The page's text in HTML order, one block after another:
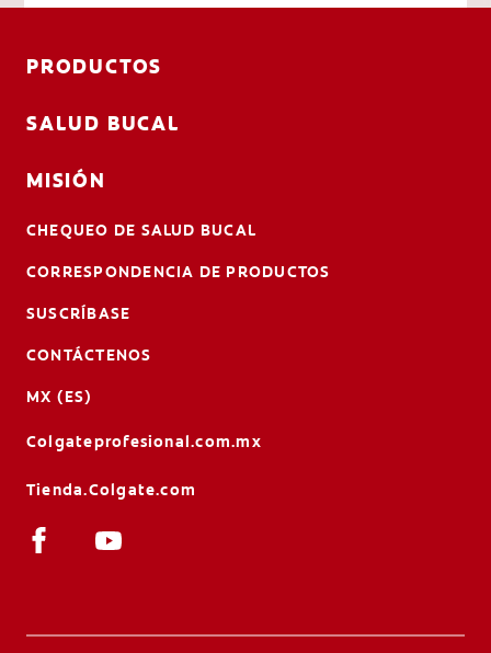
PRODUCTOS
SALUD BUCAL
MISIÓN
CHEQUEO DE SALUD BUCAL
CORRESPONDENCIA DE PRODUCTOS
SUSCRÍBASE
CONTÁCTENOS
MX (ES)
Colgateprofesional.com.mx
Tienda.Colgate.com